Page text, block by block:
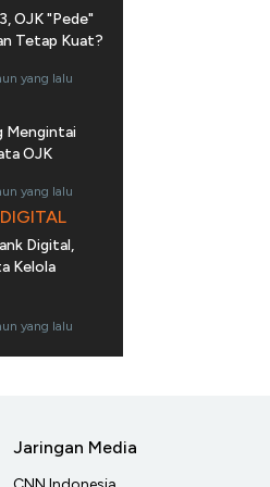
OJK "Pede"
Tetap Kuat?
yang lalu
Mengintai
OJK
yang lalu
Digital,
Kelola
yang lalu
Jaringan Media